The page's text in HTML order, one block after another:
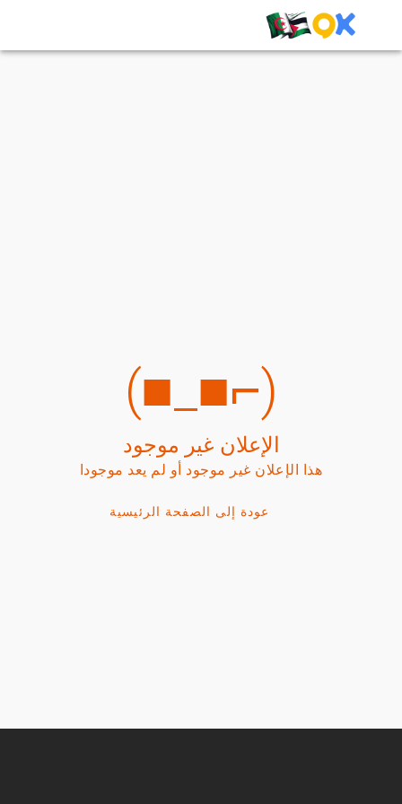
(⌐■_■)
الإعلان غير موجود
هذا الإعلان غير موجود أو لم يعد موجودا
عودة إلى الصفحة الرئيسية